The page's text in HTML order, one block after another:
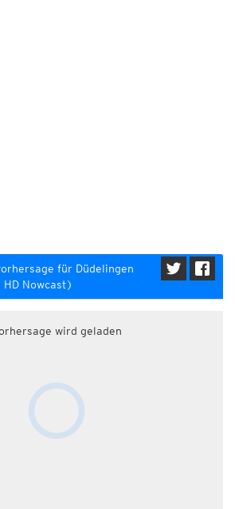
für Düdelingen
HD Nowcast)
wird geladen